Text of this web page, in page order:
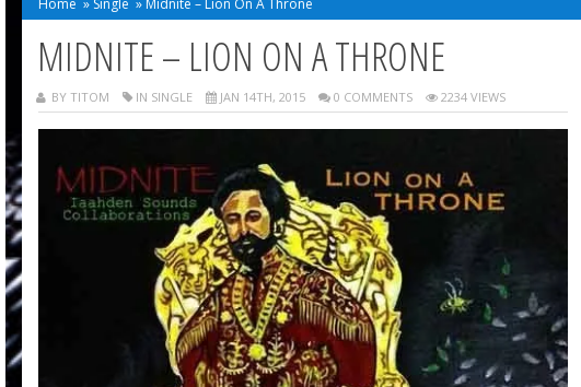
Home » Single » Midnite – Lion On A Throne
MIDNITE – LION ON A THRONE
BY TITOM IN SINGLE JAN 14TH, 2015 0 COMMENTS 2234 VIEWS